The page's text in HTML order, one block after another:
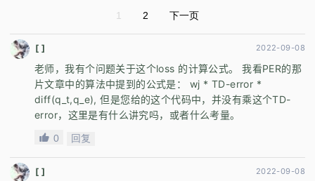
1 2 下一页
[ ] 2022-09-08
老师，我有个问题关于这个loss 的计算公式。 我看PER的那
片文章中的算法中提到的公式是： wj * TD-error *
diff(q_t,q_e), 但是您给的这个代码中，并没有乘这个TD-
error，这里是有什么讲究吗，或者什么考量。
0 回复
[ ] 2022-09-08